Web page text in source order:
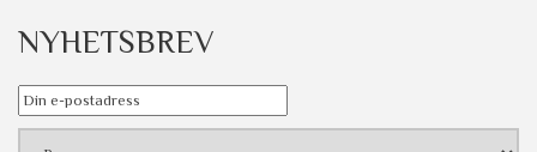
NYHETSBREV